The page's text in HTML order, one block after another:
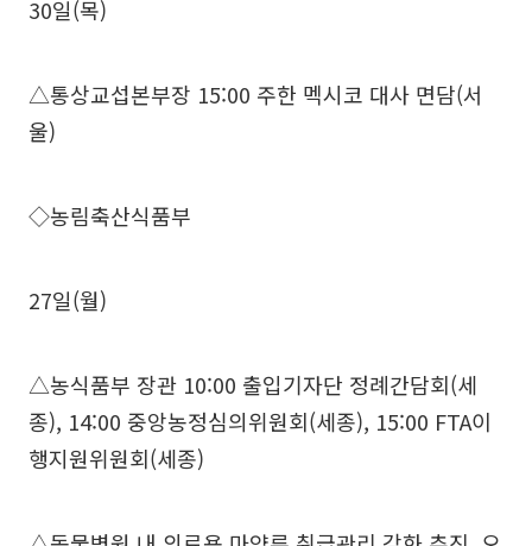
30일(목)
△통상교섭본부장 15:00 주한 멕시코 대사 면담(서
울)
◇농림축산식품부
27일(월)
△농식품부 장관 10:00 출입기자단 정례간담회(세
종), 14:00 중앙농정심의위원회(세종), 15:00 FTA이
행지원위원회(세종)